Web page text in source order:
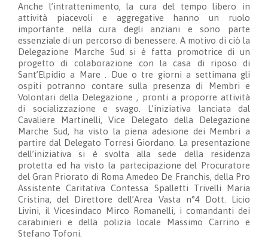
Anche l’intrattenimento, la cura del tempo libero in
attività piacevoli e aggregative hanno un ruolo
importante nella cura degli anziani e sono parte
essenziale di un percorso di benessere. A motivo di ciò la
Delegazione Marche Sud si è fatta promotrice di un
progetto di colaborazione con la casa di riposo di
Sant’Elpidio a Mare . Due o tre giorni a settimana gli
ospiti potranno contare sulla presenza di Membri e
Volontari della Delegazione , pronti a proporre attività
di socializzazione e svago. L’iniziativa lanciata dal
Cavaliere Martinelli, Vice Delegato della Delegazione
Marche Sud, ha visto la piena adesione dei Membri a
partire dal Delegato Torresi Giordano. La presentazione
dell’iniziativa si è svolta alla sede della residenza
protetta ed ha visto la partecipazione del Procuratore
del Gran Priorato di Roma Amedeo De Franchis, della Pro
Assistente Caritativa Contessa Spalletti Trivelli Maria
Cristina, del Direttore dell’Area Vasta n°4 Dott. Licio
Livini, il Vicesindaco Mirco Romanelli, i comandanti dei
carabinieri e della polizia locale Massimo Carrino e
Stefano Tofoni.